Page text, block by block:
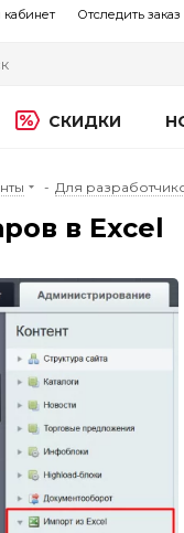
Отследить заказ
СКИДКИ
- Для
в Excel